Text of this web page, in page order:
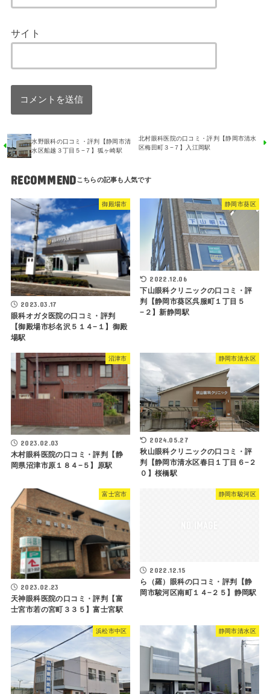
サイト
水野眼科の口コミ・評判【静岡市清
水区船越３丁目５−７】狐ヶ崎駅
北村眼科医院の口コミ・評判【静岡市清水
区梅田町３−７】入江岡駅
RECOMMEND
御殿場市
2023.03.17
眼科オガタ医院の口コミ・評判
【御殿場市杉名沢５１４−１】御殿
場駅
静岡市葵区
2022.12.06
下山眼科クリニックの口コミ・評
判【静岡市葵区呉服町１丁目５
−２】新静岡駅
沼津市
2023.02.03
木村眼科医院の口コミ・評判【静
岡県沼津市原１８４−５】原駅
静岡市清水区
2024.05.27
秋山眼科クリニックの口コミ・評
判【静岡市清水区春日１丁目６−２
０】桜橋駅
富士宮市
2023.02.23
天神眼科医院の口コミ・評判【富
士宮市若の宮町３３５】富士宮駅
静岡市駿河区
2022.12.15
ら（羅）眼科の口コミ・評判【静
岡市駿河区南町１４−２５】静岡駅
浜松市中区 静岡市清水区